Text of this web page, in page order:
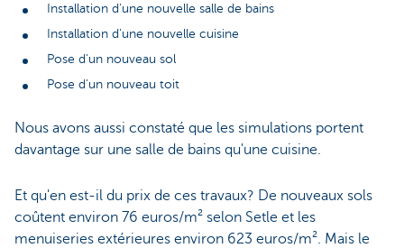
Installation d'une nouvelle salle de bains
Installation d'une nouvelle cuisine
Pose d'un nouveau sol
Pose d'un nouveau toit
Nous avons aussi constaté que les simulations portent
davantage sur une salle de bains qu'une cuisine.
Et qu'en est-il du prix de ces travaux? De nouveaux sols
coûtent environ 76 euros/m² selon Setle et les
menuiseries extérieures environ 623 euros/m². Mais le